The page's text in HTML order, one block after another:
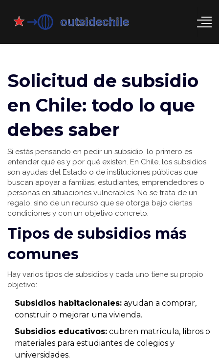
Solicitud de subsidio
en Chile: todo lo que
debes saber
Si estás pensando en pedir un subsidio, lo primero es
entender qué es y por qué existen. En Chile, los subsidios
son ayudas del Estado o de instituciones públicas que
buscan apoyar a familias, estudiantes, emprendedores o
personas en situaciones vulnerables. No se trata de un
regalo, sino de un recurso que se otorga bajo ciertas
condiciones y con un objetivo concreto.
Tipos de subsidios más
comunes
Hay varios tipos de subsidios y cada uno tiene su propio
objetivo:
Subsidios habitacionales: ayudan a comprar,
construir o mejorar una vivienda.
Subsidios educativos: cubren matrícula, libros o
materiales para estudiantes de colegios y
universidades.